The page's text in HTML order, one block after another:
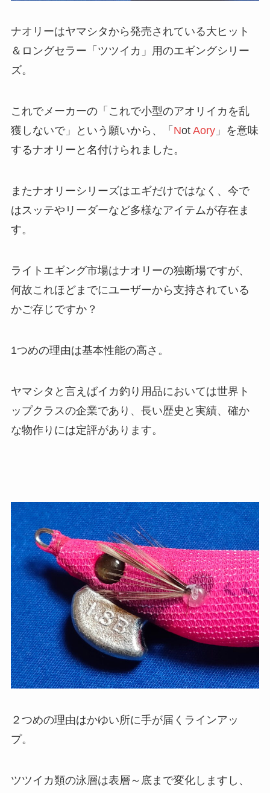
ナオリーはヤマシタから発売されている大ヒット
＆ロングセラー「ツツイカ」用のエギングシリー
ズ。
これでメーカーの「これで小型のアオリイカを乱
獲しないで」という願いから、「 Not Aory」を意味
するナオリーと名付けられました。
またナオリーシリーズはエギだけではなく、今で
はスッテやリーダーなど多様なアイテムが存在ま
す。
ライトエギング市場はナオリーの独断場ですが、
何故これほどまでにユーザーから支持されている
かご存じですか？
1つめの理由は基本性能の高さ。
ヤマシタと言えばイカ釣り用品においては世界ト
ップクラスの企業であり、長い歴史と実績、確か
な物作りには定評があります。
２つめの理由はかゆい所に手が届くラインアッ
プ。
ツツイカ類の泳層は表層～底まで変化しますし、